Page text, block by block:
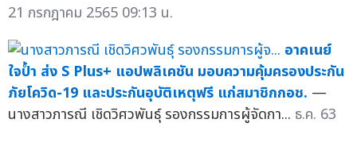
21 กรกฎาคม 2565 09:13 น.
อาคเนย์
ใจป้ำ ส่ง S Plus+ แอปพลิเคชัน มอบความคุ้มครองประกัน
ภัยโควิด-19 และประกันอุบัติเหตุฟรี แก่สมาชิกกอช. —
นางสาวภารณี เชิดวิศวพันธุ์ รองกรรมการผู้จัดกา... ธ.ค. 63